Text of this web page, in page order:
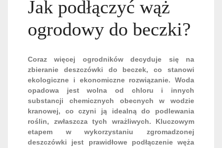
Jak podłączyć wąż
ogrodowy do beczki?
Coraz więcej ogrodników decyduje się na
zbieranie deszczówki do beczek, co stanowi
ekologiczne i ekonomiczne rozwiązanie. Woda
opadowa jest wolna od chloru i innych
substancji chemicznych obecnych w wodzie
kranowej, co czyni ją idealną do podlewania
roślin, zwłaszcza tych wrażliwych. Kluczowym
etapem w wykorzystaniu zgromadzonej
deszczówki jest prawidłowe podłączenie węża